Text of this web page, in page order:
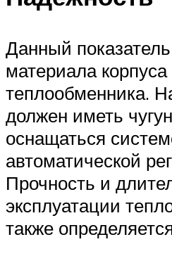
Данный
материала корпуса
теплообменника.
должен иметь
оснащаться
автоматической
Прочность и
эксплуатации
также